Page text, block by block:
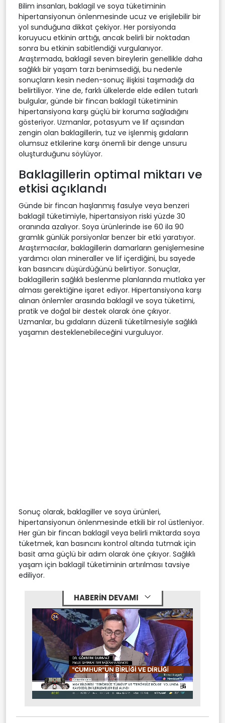
Bilim insanları, baklagil ve soya tüketiminin
hipertansiyonun önlenmesinde ucuz ve erişilebilir bir
yol sunduğuna dikkat çekiyor. Her porsiyonda
koruyucu etkinin arttığı, ancak belirli bir noktadan
sonra bu etkinin sabitlendiği vurgulanıyor.
Araştırmada, baklagil seven bireylerin genellikle daha
sağlıklı bir yaşam tarzı benimsediği, bu nedenle
sonuçların kesin neden-sonuç ilişkisi taşımadığı da
belirtiliyor. Yine de, farklı ülkelerde elde edilen tutarlı
bulgular, günde bir fincan baklagil tüketiminin
hipertansiyona karşı güçlü bir koruma sağladığını
gösteriyor. Uzmanlar, potasyum ve lif açısından
zengin olan baklagillerin, tuz ve işlenmiş gıdaların
olumsuz etkilerine karşı önemli bir denge unsuru
oluşturduğunu söylüyor.
Baklagillerin optimal miktarı ve
etkisi açıklandı
Günde bir fincan haşlanmış fasulye veya benzeri
baklagil tüketimiyle, hipertansiyon riski yüzde 30
oranında azalıyor. Soya ürünlerinde ise 60 ila 90
gramlık günlük porsiyonlar benzer bir etki yaratıyor.
Araştırmacılar, baklagillerin damarların genişlemesine
yardımcı olan mineraller ve lif içerdiğini, bu sayede
kan basıncını düşürdüğünü belirtiyor. Sonuçlar,
baklagillerin sağlıklı beslenme planlarında mutlaka yer
alması gerektiğine işaret ediyor. Hipertansiyona karşı
alınan önlemler arasında baklagil ve soya tüketimi,
pratik ve doğal bir destek olarak öne çıkıyor.
Uzmanlar, bu gıdaların düzenli tüketilmesiyle sağlıklı
yaşamın desteklenebileceğini vurguluyor.
Sonuç olarak, baklagiller ve soya ürünleri,
hipertansiyonun önlenmesinde etkili bir rol üstleniyor.
Her gün bir fincan baklagil veya belirli miktarda soya
tüketmek, kan basıncını kontrol altında tutmak için
basit ama güçlü bir adım olarak öne çıkıyor. Sağlıklı
yaşam için baklagil tüketiminin artırılması tavsiye
ediliyor.
HABERİN DEVAMI
Mute Stream